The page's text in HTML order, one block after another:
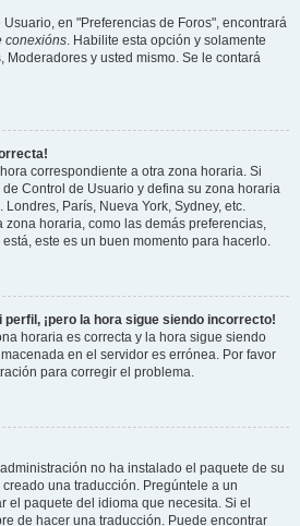
en "Preferencias de Foros", encontrará
conexións. Habilite esta opción y solamente
Moderadores y usted mismo. Se le contará
correspondiente a otra zona horaria. Si
Control de Usuario y defina su zona horaria
París, Nueva York, Sydney, etc.
zona horaria, como las demás preferencias,
este es un buen momento para hacerlo.
¡pero la hora sigue siendo incorrecto!
horaria es correcta y la hora sigue siendo
en el servidor es errónea. Por favor
para corregir el problema.
no ha instalado el paquete de su
una traducción. Pregúntele a un
el paquete del idioma que necesita. Si el
de hacer una traducción. Puede encontrar